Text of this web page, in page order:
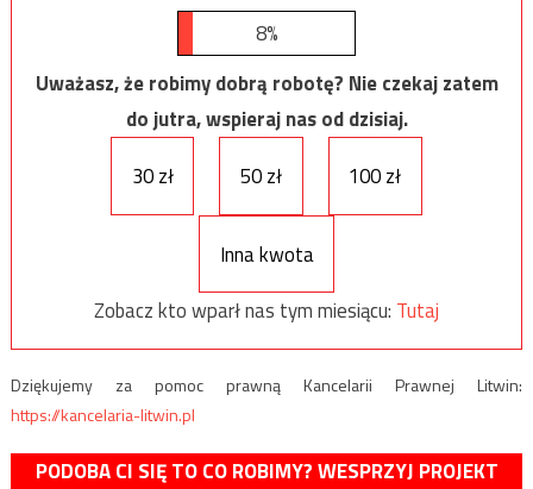
8%
Uważasz, że robimy dobrą robotę? Nie czekaj zatem
do jutra, wspieraj nas od dzisiaj.
30 zł
50 zł 100 zł
Inna kwota
Zobacz kto wparł nas tym miesiącu: Tutaj
Dziękujemy za pomoc prawną Kancelarii Prawnej Litwin:
https://kancelaria-litwin.pl
PODOBA CI SIĘ TO CO ROBIMY? WESPRZYJ PROJEKT